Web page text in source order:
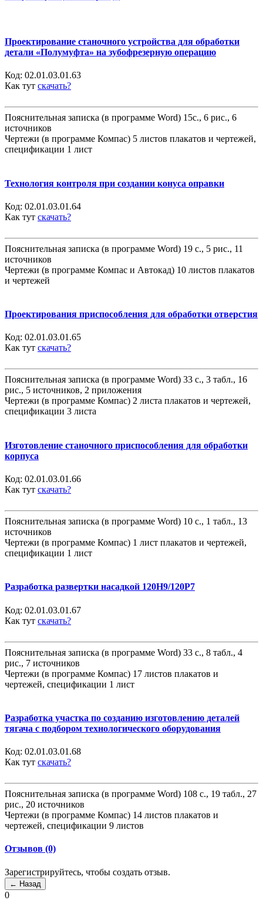
Проектирование станочного устройства для обработки
детали «Полумуфта» на зубофрезерную операцию
Код: 02.01.03.01.63
Как тут скачать?
Пояснительная записка (в программе Word) 15с., 6 рис., 6
источников
Чертежи (в программе Компас) 5 листов плакатов и чертежей,
спецификации 1 лист
Технология контроля при создании конуса оправки
Код: 02.01.03.01.64
Как тут скачать?
Пояснительная записка (в программе Word) 19 с., 5 рис., 11
источников
Чертежи (в программе Компас и Автокад) 10 листов плакатов
и чертежей
Проектирования приспособления для обработки отверстия
Код: 02.01.03.01.65
Как тут скачать?
Пояснительная записка (в программе Word) 33 с., 3 табл., 16
рис., 5 источников, 2 приложения
Чертежи (в программе Компас) 2 листа плакатов и чертежей,
спецификации 3 листа
Изготовление станочного приспособления для обработки
корпуса
Код: 02.01.03.01.66
Как тут скачать?
Пояснительная записка (в программе Word) 10 с., 1 табл., 13
источников
Чертежи (в программе Компас) 1 лист плакатов и чертежей,
спецификации 1 лист
Разработка развертки насадкой 120Н9/120Р7
Код: 02.01.03.01.67
Как тут скачать?
Пояснительная записка (в программе Word) 33 с., 8 табл., 4
рис., 7 источников
Чертежи (в программе Компас) 17 листов плакатов и
чертежей, спецификации 1 лист
Разработка участка по созданию изготовлению деталей
тягача с подбором технологического оборудования
Код: 02.01.03.01.68
Как тут скачать?
Пояснительная записка (в программе Word) 108 с., 19 табл., 27
рис., 20 источников
Чертежи (в программе Компас) 14 листов плакатов и
чертежей, спецификации 9 листов
Отзывов (0)
Зарегистрируйтесь, чтобы создать отзыв.
0